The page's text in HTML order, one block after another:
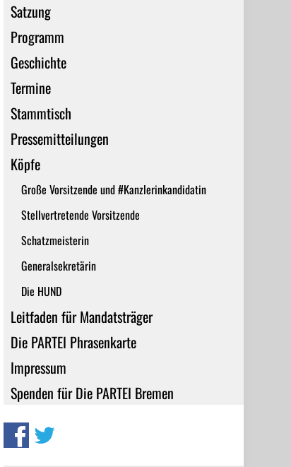
Satzung
Programm
Geschichte
Termine
Stammtisch
Pressemitteilungen
Köpfe
Große Vorsitzende und #Kanzlerinkandidatin
Stellvertretende Vorsitzende
Schatzmeisterin
Generalsekretärin
Die HUND
Leitfaden für Mandatsträger
Die PARTEI Phrasenkarte
Impressum
Spenden für Die PARTEI Bremen